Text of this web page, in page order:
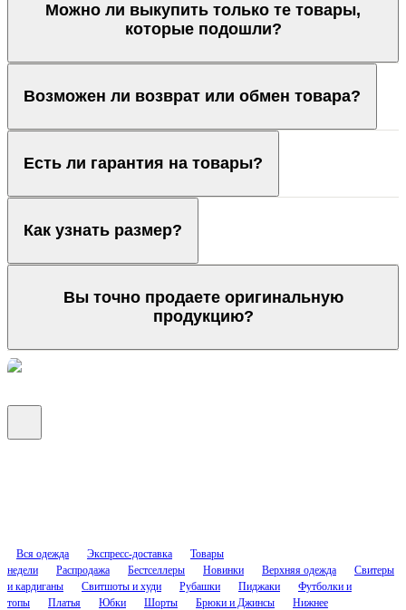
Можно ли выкупить только те товары,
которые подошли?
Возможен ли возврат или обмен товара?
Есть ли гарантия на товары?
Как узнать размер?
Вы точно продаете оригинальную
продукцию?
Вся одежда Экспресс-доставка
Товары
недели
Распродажа Бестселлеры Новинки Верхняя одежда
Свитеры
и кардиганы
Свитшоты и худи Рубашки Пиджаки
Футболки и
топы
Платья Юбки Шорты Брюки и Джинсы
Нижнее